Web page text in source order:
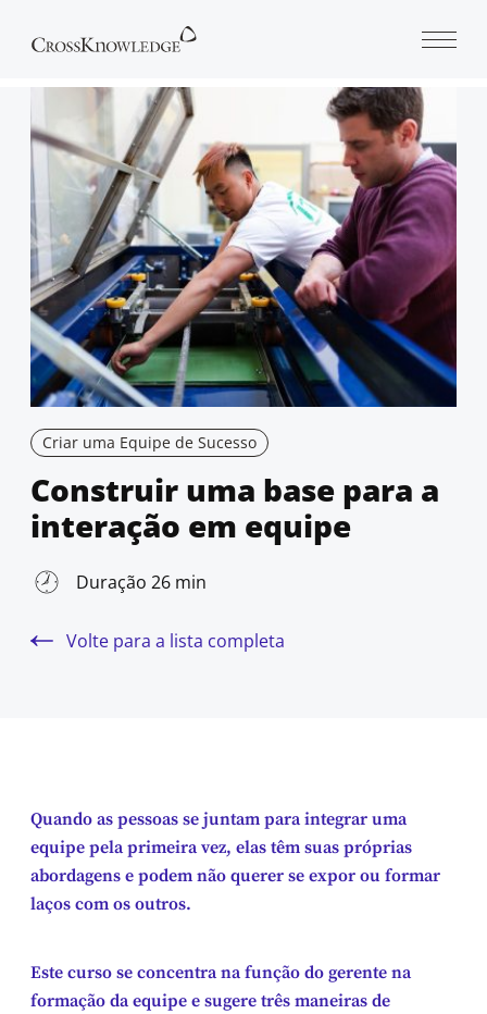
Criar uma Equipe de Sucesso
Construir uma base para a
interação em equipe
Duração 26 min
Volte para a lista completa
Quando as pessoas se juntam para integrar uma
equipe pela primeira vez, elas têm suas próprias
abordagens e podem não querer se expor ou formar
laços com os outros.
Este curso se concentra na função do gerente na
formação da equipe e sugere três maneiras de